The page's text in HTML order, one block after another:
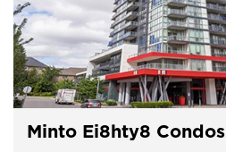
Minto Ei8hty8 Condos